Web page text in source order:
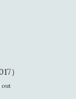
）
out